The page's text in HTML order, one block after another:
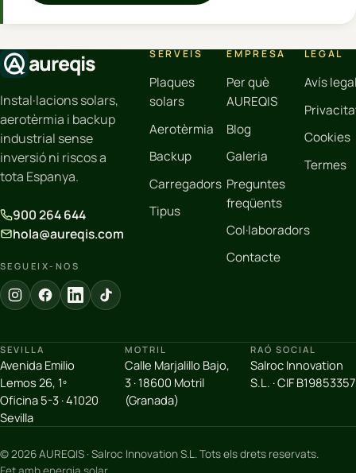
aureqis
Instal·lacions solars,
aerotèrmia i backup
industrial sense
inversió ni riscos a
tota Espanya.
900 264 644
hola@aureqis.com
SEGUEIX-NOS
SERVEIS
Plaques
solars
Aerotèrmia
Backup
Carregadors
Tipus
EMPRESA
Per què
AUREQIS
Blog
Galeria
Preguntes
freqüents
Col·laboradors
Contacte
LEGAL
Avís
Cookies
Termes
SEVILLA
Avenida Emilio
Lemos 26, 1º
Oficina 5-3 · 41020
Sevilla
MOTRIL
Calle Marjalillo Bajo,
3 · 18600 Motril
(Granada)
RAÓ SOCIAL
Salroc Innovation
S.L. · CIF B19853357
© 2026 AUREQIS · Salroc Innovation S.L. Tots els drets reservats.